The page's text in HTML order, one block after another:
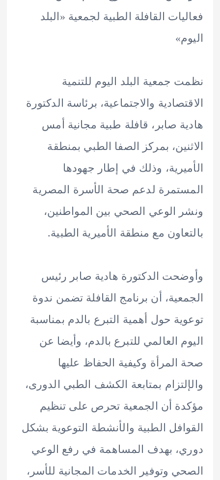
القافلة الطبية لجمعية «البلد
جمعية البلد اليوم للتنمية
والاجتماعية، برئاسة الدكتورة
صابر، قافلة طبية مجانية أمس
بمركز الصفا الطبي بمنطقة
وذلك في إطار جهودها
لدعم صحة الأسرة المصرية
الوعي الصحي بين المواطنين،
مع منطقة الأميرية الطبية.
الدكتورة هادية صابر رئيس
أن برنامج القافلة تضمن ندوة
حول أهمية التبرع بالدم بمناسبة
العالمي للتبرع بالدم، وأيضا عن
وكيفية الحفاظ عليها
بمتابعة الكشف الطبي الدورى،
أن الجمعية تحرص على تنظيم
الطبية والأنشطة التوعوية بشكل
بهدف المساهمة في رفع الوعي
وتوفير الخدمات المجانية للأسر،